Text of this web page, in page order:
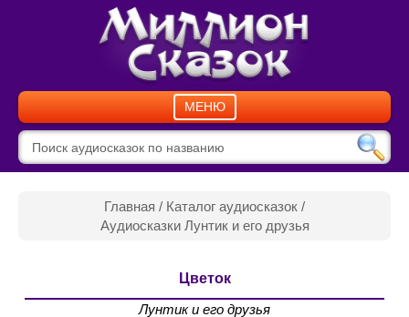
МЕНЮ
Главная / Каталог аудиосказок /
Аудиосказки Лунтик и его друзья
Цветок
Лунтик и его друзья